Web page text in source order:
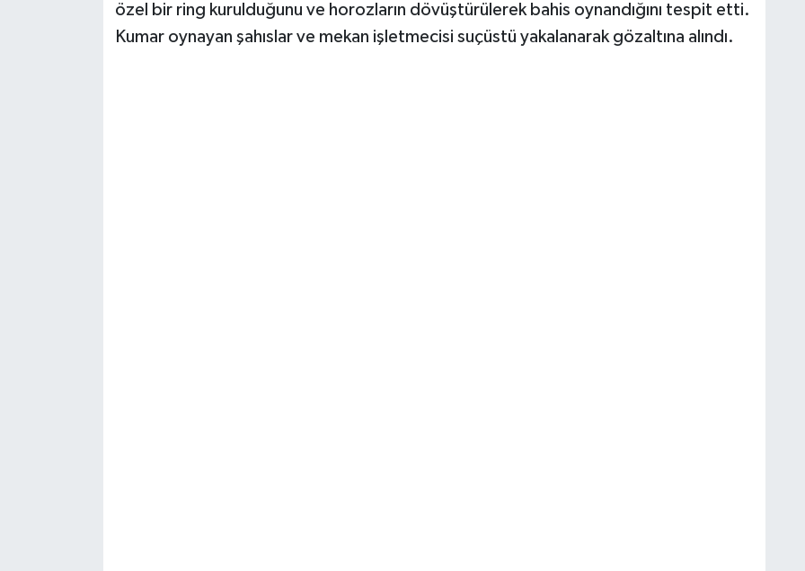
özel bir ring kurulduğunu ve horozların dövüştürülerek bahis oynandığını tespit etti.
Kumar oynayan şahıslar ve mekan işletmecisi suçüstü yakalanarak gözaltına alındı.